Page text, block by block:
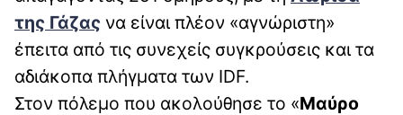
της Γάζας να είναι πλέον «αγνώριστη»
έπειτα από τις συνεχείς συγκρούσεις και τα
αδιάκοπα πλήγματα των IDF.
Στον πόλεμο που ακολούθησε το «Mαύρο